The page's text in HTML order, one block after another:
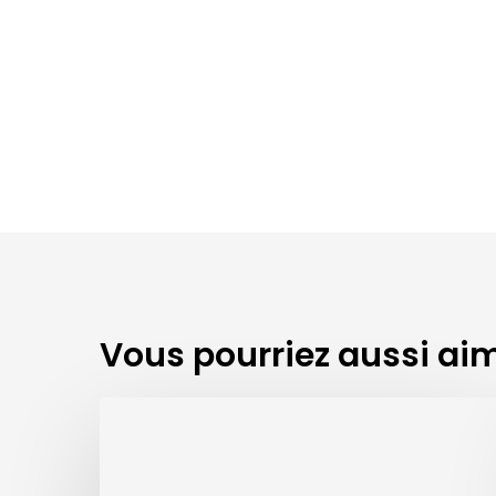
Vous pourriez aussi